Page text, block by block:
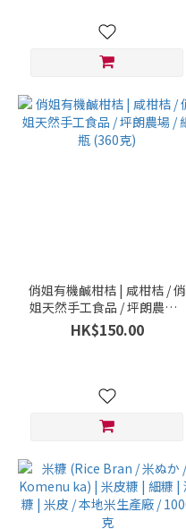
俏姐有機鹹柑桔 | 咸柑桔 / 俏
姐天然手工食品 / 坪朗農場 /
細瓶 (360克)
HK$150.00